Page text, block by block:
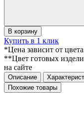
В корзину
Купить в 1 клик
*Цена зависит от
**Цвет готовых
на сайте
Описание
Похожие товары